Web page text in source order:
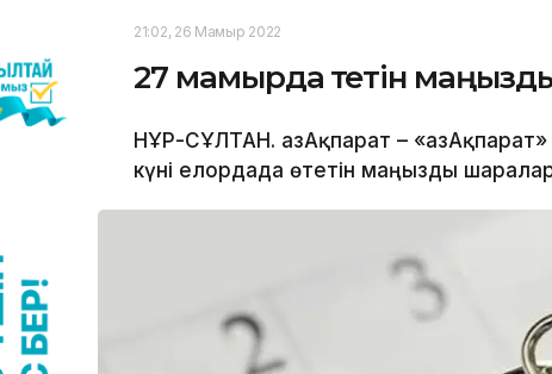
21:02, 26 Мамыр 2022
27 мамырда өтетін
НҰР-СҰЛТАН. ҚазАқпарат –
күні елордада өтетін маңызды